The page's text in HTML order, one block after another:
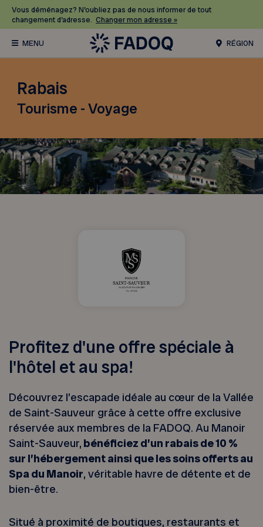
Vous déménagez? N’oubliez pas de nous informer de tout
changement d’adresse. Changer mon adresse »
RÉGION
Rabais
Tourisme - Voyage
Profitez d'une offre spéciale à
l'hôtel et au spa!
Découvrez l’escapade idéale au cœur de la Vallée
de Saint-Sauveur grâce à cette offre exclusive
réservée aux membres de la FADOQ. Au Manoir
Saint-Sauveur, bénéficiez d’un rabais de 10 %
sur l’hébergement ainsi que les soins offerts au
Spa du Manoir, véritable havre de détente et de
bien-être.
Situé à proximité de boutiques, restaurants et